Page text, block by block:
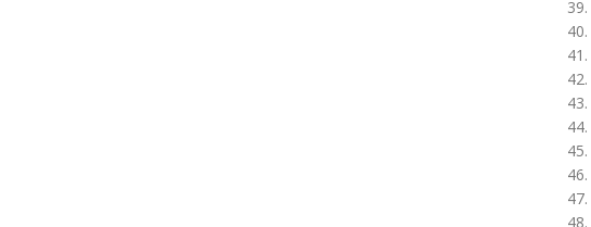
39.
40.
41.
42.
43.
44.
45.
46.
47.
48.